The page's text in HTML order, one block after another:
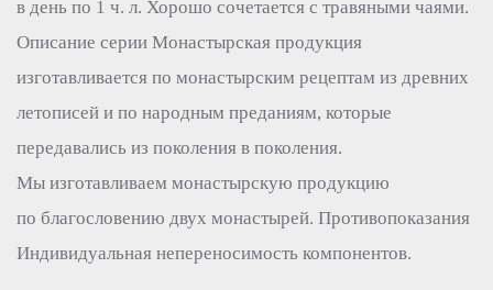
в день по 1 ч. л. Хорошо сочетается с травяными чаями.
Описание серии Монастырская продукция
изготавливается по монастырским рецептам из древних
летописей и по народным преданиям, которые
передавались из поколения в поколения.
Мы изготавливаем монастырскую продукцию
по благословению двух монастырей. Противопоказания
Индивидуальная непереносимость компонентов.